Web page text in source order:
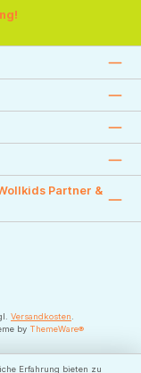
Partner &
Versandkosten
by ThemeWare®
Erfahrung bieten zu